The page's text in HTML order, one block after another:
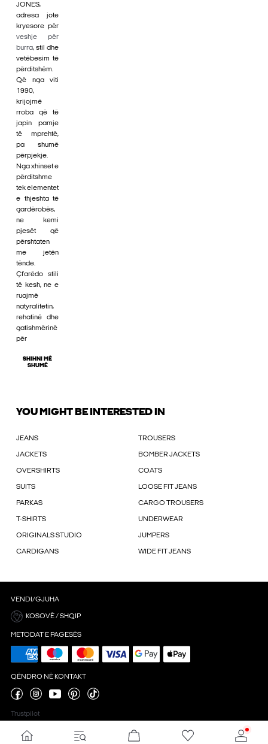
JONES,
adresa jote
kryesore për
veshje për
burra, stil dhe
vetëbesim të
përditshëm.
Që nga viti
1990,
krijojmë
rroba që të
japin pamje
të mprehtë,
pa shumë
përpjekje.
Nga xhinset e
përditshme
tek elementet
e thjeshta të
gardërobës,
ne kemi
pjesët që
përshtaten
me jetën
tënde.
Çfarëdo stili
të kesh, ne e
ruajmë
natyralitetin,
rehatinë dhe
gatishmërinë
për
SHIHNI MË
SHUMË
YOU MIGHT BE INTERESTED IN
JEANS TROUSERS
JACKETS BOMBER JACKETS
OVERSHIRTS COATS
SUITS LOOSE FIT JEANS
PARKAS CARGO TROUSERS
T-SHIRTS UNDERWEAR
ORIGINALS STUDIO JUMPERS
CARDIGANS WIDE FIT JEANS
VENDI/GJUHA
KOSOVË / SHQIP
METODAT E PAGESËS
QËNDRO NË KONTAKT
Trustpilot